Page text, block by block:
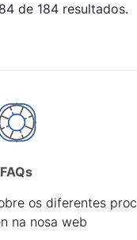
de 184 resultados.
FAQs
os diferentes
na nosa web